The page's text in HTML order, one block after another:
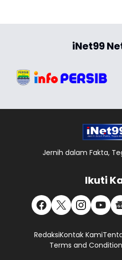
iNet99
Jernih dalam Fakta,
Ikuti
RedaksiKontak Kami
Terms and